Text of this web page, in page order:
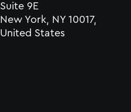
Suite 9E
New York, NY 10017,
United States